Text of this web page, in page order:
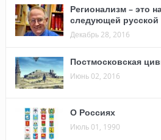
Регионализм – это
следующей
Декабрь 28, 2016
Постмосковская
Июнь 02, 2016
О Россиях
Июль 01, 1990